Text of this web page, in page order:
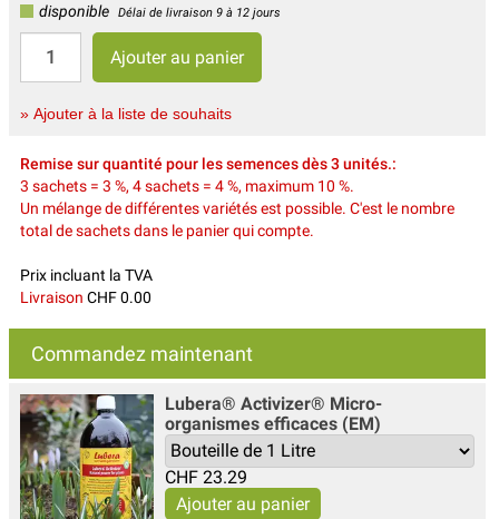
disponible
Délai de livraison 9 à 12 jours
» Ajouter à la liste de souhaits
Remise sur quantité pour les semences dès 3 unités.:
3 sachets = 3 %, 4 sachets = 4 %, maximum 10 %.
Un mélange de différentes variétés est possible. C'est le nombre
total de sachets dans le panier qui compte.
Prix incluant la TVA
Livraison CHF 0.00
Commandez maintenant
Lubera® Activizer® Micro-
organismes efficaces (EM)
CHF 23.29